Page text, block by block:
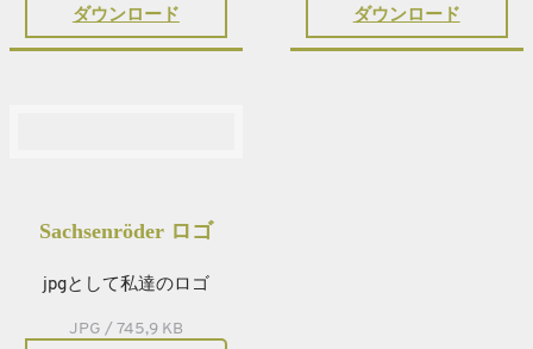
ダウンロード ダウンロード
Sachsenröder ロゴ
jpgとして私達のロゴ
JPG / 745,9 KB